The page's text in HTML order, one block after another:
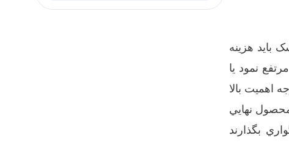
بايد هزينه
نمود يا
‏اهميت بالا
نهايي
بگذارند